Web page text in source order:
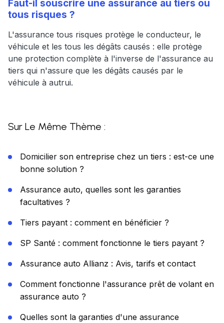
Faut-il souscrire une assurance au tiers ou
tous risques ?
L'assurance tous risques protège le conducteur, le
véhicule et les tous les dégâts causés : elle protège
une protection complète à l'inverse de l'assurance au
tiers qui n'assure que les dégâts causés par le
véhicule à autrui.
Sur Le Même Thème :
Domicilier son entreprise chez un tiers : est-ce une
bonne solution ?
Assurance auto, quelles sont les garanties
facultatives ?
Tiers payant : comment en bénéficier ?
SP Santé : comment fonctionne le tiers payant ?
Assurance auto Allianz : Avis, tarifs et contact
Comment fonctionne l'assurance prêt de volant en
assurance auto ?
Quelles sont la garanties d'une assurance